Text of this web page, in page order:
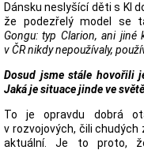
Dánsku neslyšící děti s KI
že podezřelý model se
Gongu: typ Clarion, ani jiné
v ČR nikdy nepoužívaly,
Dosud jsme stále hovořili
Jaká je situace jinde ve
To je opravdu dobrá
v rozvojových, čili chudých
aktuální. Je to proto,